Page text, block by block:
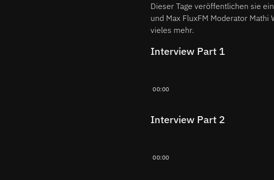
Dieser Tage veröffentlichen sie
und Max FluxFM Moderator
vieles mehr.
Interview Part 1
00:00
Interview Part 2
00:00